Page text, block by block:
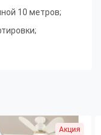
10 метров;
Акция